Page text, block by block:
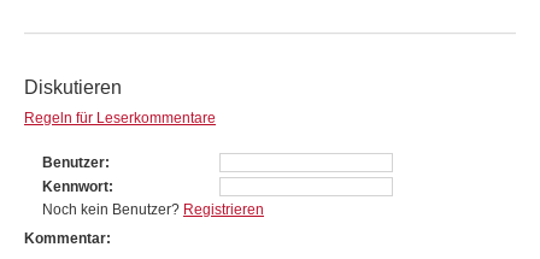
Diskutieren
Regeln für Leserkommentare
Benutzer
Kennwort
Noch kein Benutzer? Registrieren
Kommentar